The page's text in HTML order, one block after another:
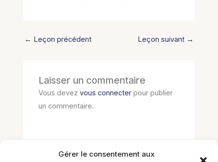
Gérer le consentement aux
← Leçon précédent Leçon suivant →
Laisser un commentaire
Vous devezvous connecter pour publier
un commentaire.